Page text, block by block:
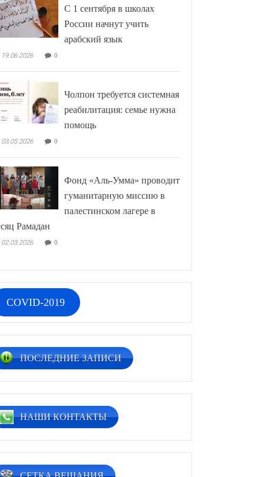
С 1 сентября в школах
России начнут учить
арабский язык
19.06.2026 0
Чолпон требуется системная
реабилитация: семье нужна
помощь
03.05.2026 0
Фонд «Аль-Умма» проводит
гуманитарную миссию в
палестинском лагере в
Рамадан
02.03.2026 0
COVID-2019
ПОСЛЕДНИЕ ЗАПИСИ
НАШИ КОНТАКТЫ